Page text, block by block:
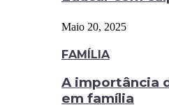
Maio 20, 2025
FAMÍLIA
A importância
em família